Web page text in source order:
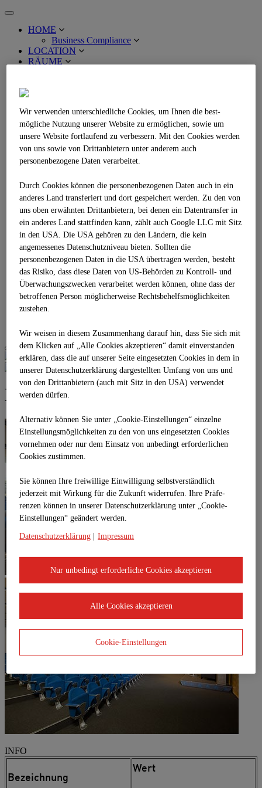
Toggle
navigation
HOME
Business Compliance
LOCATION
RÄUME
MM Stage Maxi
MM Stage Mini
MM Stage Maxi+Mini
MM Stage Foyer+Maxi+Mini
Sky Stage
Sky Stage Point
Sky Stage Maxi
Sky Stage Bar
Sky Stage Maxi+Mini
Sky Stage Point, Mini, Maxi + Bar
Business Stage
Business Stage Übersicht
Business Stage 1.1
Business Stage 1.2
Business Stage 1.3
Business Stage 1.4
Gironcoli Kristall
REFERENZEN
PARTNER
Multimedia Stage Auditorium
INFO
Bezeichnung
Wert
Wir verwenden unterschiedliche Cookies, um Ihnen die best­
mögliche Nutzung unserer Website zu ermöglichen, sowie um
unsere Website fortlaufend zu verbessern. Mit den Cookies werden
von uns sowie von Drittanbietern unter anderem auch
personenbezogene Daten verarbeitet.
Durch Cookies können die personenbezogenen Daten auch in ein
anderes Land transferiert und dort gespeichert werden. Zu den von
uns oben erwähnten Drittanbietern, bei denen ein Datentransfer in
ein anderes Land stattfinden kann, zählt auch Google LLC mit Sitz
in den USA. Die USA gehören zu den Ländern, die kein
angemessenes Datenschutzniveau bieten. Sollten die
personenbezogenen Daten in die USA übertragen werden, besteht
das Risiko, dass diese Daten von US-Behörden zu Kontroll- und
Überwachungszwecken verarbeitet werden können, ohne dass der
betroffenen Person möglicherweise Rechtsbehelfsmöglichkeiten
zustehen.
Wir weisen in diesem Zusammenhang darauf hin, dass Sie sich mit
dem Klicken auf „Alle Cookies akzeptieren“ damit ein­ver­standen
erklären, dass die auf unserer Seite eingesetzten Cookies in dem in
unserer Datenschutzerklärung dargestellten Umfang von uns und
von den Drittanbietern (auch mit Sitz in den USA) verwendet
werden dürfen.
Alternativ können Sie unter „Cookie-Einstellungen“ einzelne
Einstellungsmöglichkeiten zu den von uns eingesetzten Cookies
vornehmen oder nur dem Einsatz von unbedingt erforderlichen
Cookies zustimmen.
Sie können Ihre freiwillige Einwilligung selbstverständlich
jederzeit mit Wirkung für die Zukunft widerrufen. Ihre Prä­fe­
renzen können in unserer Datenschutzerklärung unter „Cookie-
Einstellungen“ geändert werden.
Datenschutzerklärung Impressum
Nur unbedingt erforderliche Cookies akzeptieren
Alle Cookies akzeptieren
Cookie-Einstellungen